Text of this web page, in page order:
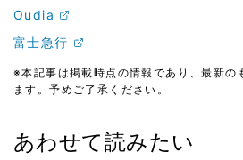
Oudia
富士急行
※本記事は掲載時点の情報であり、最新の
ます。予めご了承ください。
あわせて読みたい